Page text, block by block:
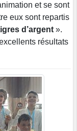
et se sont
eux sont repartis
d’argent ».
résultats